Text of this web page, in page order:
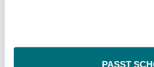
der EU, beispielsweise in den
Inhalte eingeschränkt sein
PASST